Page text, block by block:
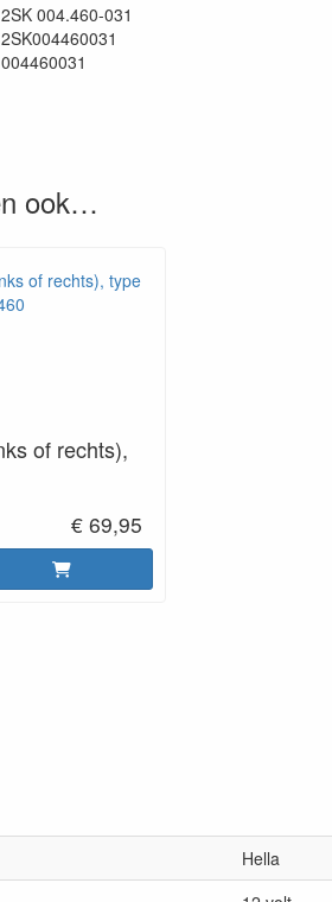
2SK 004.460-031
2SK004460031
004460031
ook…
of rechts),
€ 69,95
Hella